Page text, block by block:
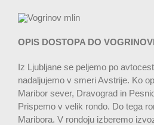
OPIS DOSTOPA DO
Iz Ljubljane se peljemo po
nadaljujemo v smeri Avstrije. Ko
Maribor sever, Dravograd in
Prispemo v velik rondo. Do tega
Maribora. V rondoju izberemo